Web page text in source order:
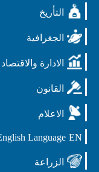
التأريخ
الجغرافية
الادارة والاقتصاد
القانون
الاعلام
EN
Language
الزراعة